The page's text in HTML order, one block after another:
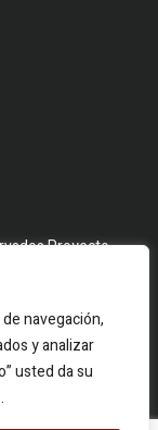
navegación,
y analizar
usted da su
a identidades
a partir de